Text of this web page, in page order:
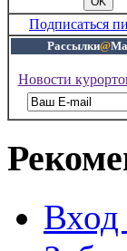
Подписаться
Рассылки@
Новости
Вход